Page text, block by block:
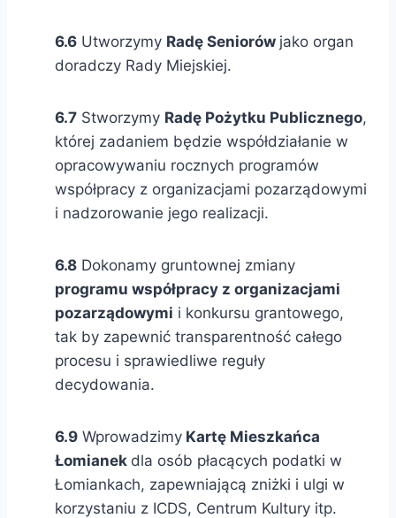
6.6 Utworzymy Radę Seniorów jako organ
doradczy Rady Miejskiej.
6.7 Stworzymy Radę Pożytku Publicznego,
której zadaniem będzie współdziałanie w
opracowywaniu rocznych programów
współpracy z organizacjami pozarządowymi
i nadzorowanie jego realizacji.
6.8 Dokonamy gruntownej zmiany
programu współpracy z organizacjami
pozarządowymi i konkursu grantowego,
tak by zapewnić transparentność całego
procesu i sprawiedliwe reguły
decydowania.
6.9 Wprowadzimy Kartę Mieszkańca
Łomianek dla osób płacących podatki w
Łomiankach, zapewniającą zniżki i ulgi w
korzystaniu z ICDS, Centrum Kultury itp.